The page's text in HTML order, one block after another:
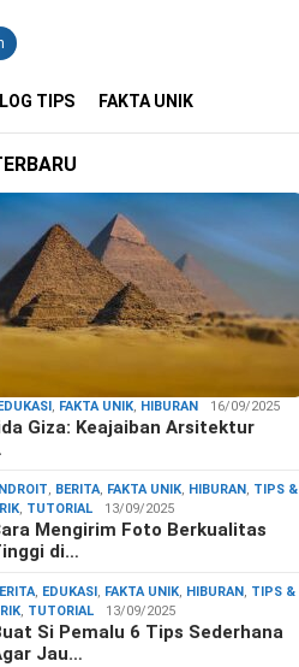
TIPS FAKTA UNIK
, FAKTA UNIK, HIBURAN 16/09/2025
Giza: Keajaiban Arsitektur
, BERITA, FAKTA UNIK, HIBURAN, TIPS &
, TUTORIAL 13/09/2025
Mengirim Foto Berkualitas
di…
, EDUKASI, FAKTA UNIK, HIBURAN, TIPS &
, TUTORIAL 13/09/2025
Si Pemalu 6 Tips Sederhana
Jau…